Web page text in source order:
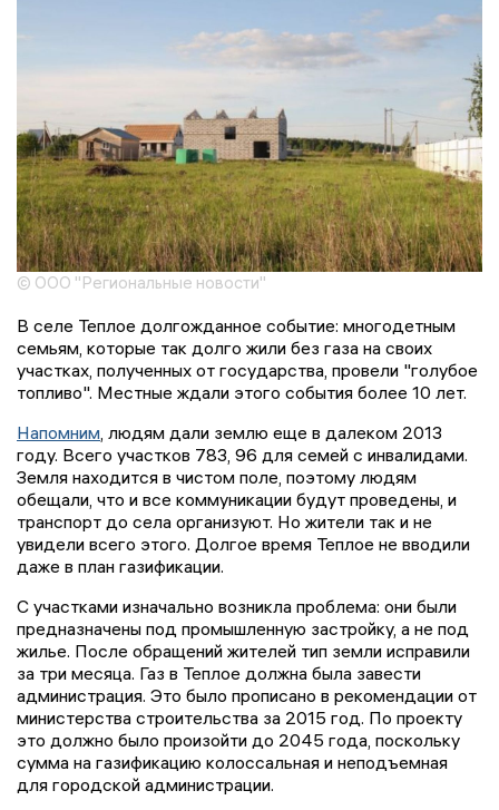
© ООО "Региональные новости"
В селе Теплое долгожданное событие: многодетным
семьям, которые так долго жили без газа на своих
участках, полученных от государства, провели "голубое
топливо". Местные ждали этого события более 10 лет.
Напомним, людям дали землю еще в далеком 2013
году. Всего участков 783, 96 для семей с инвалидами.
Земля находится в чистом поле, поэтому людям
обещали, что и все коммуникации будут проведены, и
транспорт до села организуют. Но жители так и не
увидели всего этого. Долгое время Теплое не вводили
даже в план газификации.
С участками изначально возникла проблема: они были
предназначены под промышленную застройку, а не под
жилье. После обращений жителей тип земли исправили
за три месяца. Газ в Теплое должна была завести
администрация. Это было прописано в рекомендации от
министерства строительства за 2015 год. По проекту
это должно было произойти до 2045 года, поскольку
сумма на газификацию колоссальная и неподъемная
для городской администрации.